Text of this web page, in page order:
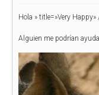
Hola » title=»Very Happy»
Alguien me podrían